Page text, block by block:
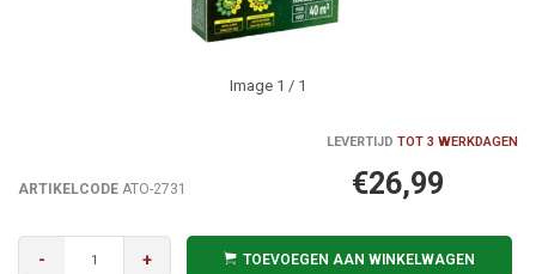
Image 1 / 1
LEVERTIJD TOT 3 WERKDAGEN
ARTIKELCODE ATO-2731 €26,99
- + TOEVOEGEN AAN WINKELWAGEN